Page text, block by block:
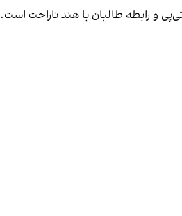
و رابطه طالبان با هند ناراحت است.